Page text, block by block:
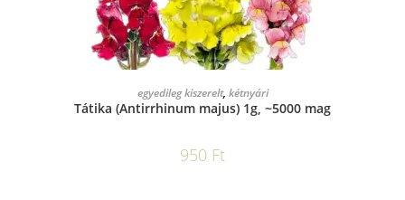
KOSÁRBA TESZEM
egyedileg kiszerelt, kétnyári
Tátika (Antirrhinum majus) 1g, ~5000 mag
950 Ft